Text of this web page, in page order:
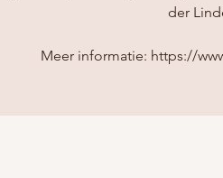
der
Meer informatie: https://